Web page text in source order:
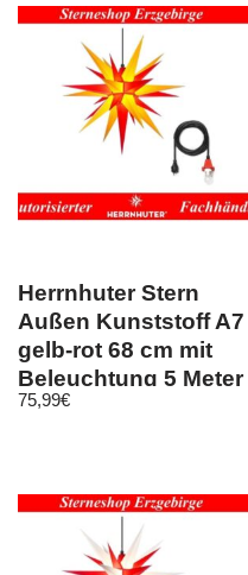
Herrnhuter Stern
Außen Kunststoff A7
gelb-rot 68 cm mit
Beleuchtung 5 Meter
Kabel
75,99€